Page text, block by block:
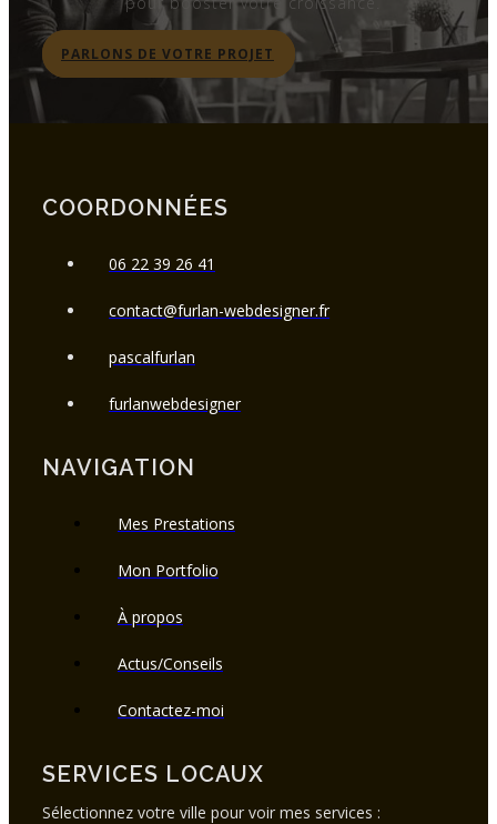
PARLONS DE VOTRE PROJET
COORDONNÉES
06 22 39 26 41
contact@furlan-webdesigner.fr
pascalfurlan
furlanwebdesigner
NAVIGATION
Mes Prestations
Mon Portfolio
À propos
Actus/Conseils
Contactez-moi
SERVICES LOCAUX
Sélectionnez votre ville pour voir mes services :